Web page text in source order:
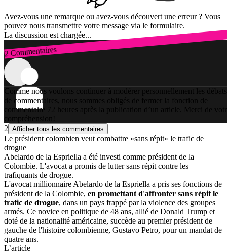
Avez-vous une remarque ou avez-vous découvert une erreur ? Vous
pouvez nous transmettre votre message via le formulaire.
La discussion est chargée...
2 Commentaires
Connexion
Comme nous voulons continuer à modérer personnellement les débats
de commentaires, nous sommes obligés de fermer la fonction de
commentaire 72 heures après la publication d’un article. Merci de
compréhension!
2 Afficher tous les commentaires
Le président colombien veut combattre «sans répit» le trafic de
drogue
Abelardo de la Espriella a été investi comme président de la
Colombie. L'avocat a promis de lutter sans répit contre les
trafiquants de drogue.
L'avocat millionnaire Abelardo de la Espriella a pris ses fonctions de
président de la Colombie, en promettant d'affronter sans répit le
trafic de drogue, dans un pays frappé par la violence des groupes
armés. Ce novice en politique de 48 ans, allié de Donald Trump et
doté de la nationalité américaine, succède au premier président de
gauche de l'histoire colombienne, Gustavo Petro, pour un mandat de
quatre ans.
L’article